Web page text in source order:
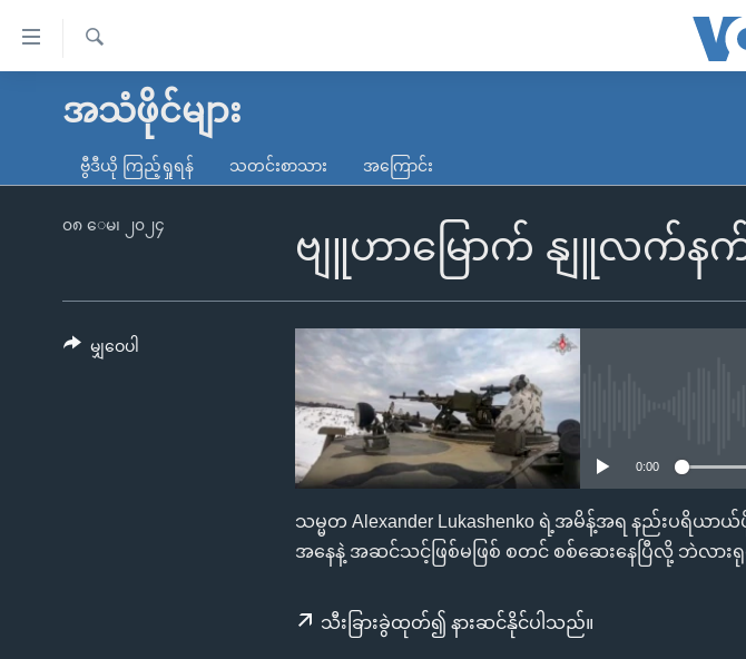
လွယ်ကူ
သည့်
မူလစာမျက်နှာ
ကမ္ဘာ့သတင်းများ
နိုင်ငံတကာ
တရုတ်
အစ္စရေး-ပါလက်စတိုင်း
ရပ်ဝန်းတခု လမ်းတခု အလွန်
အင်္ဂလိပ်စာလေ့လာမယ်
ရ
အသံဖိုင်များ
ဗွီဒီယို ကြည့်ရှုရန် သတင်းစာသား အကြောင်း
ဗျူဟာမြောက် နျူလက်နက်
၀၈ ေမ၊ ၂၀၂၄
0:00
သမ္မတ Alexander Lukashenko ရဲ့အမိန့်အရ နည်းပရိ
အနေနဲ့ အဆင်သင့်ဖြစ်မဖြစ် စတင် စစ်ဆေးနေပြီလို့ ဘဲလားရု
သီးခြားခွဲထုတ်၍ နားဆင်နိုင်ပါသည်။
မျှဝေပါ